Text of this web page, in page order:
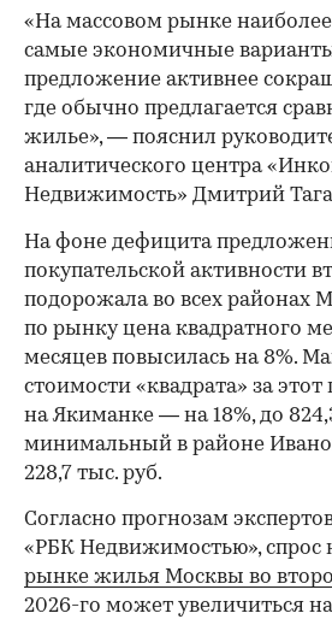
«На массовом рынке
самые экономичные
предложение активнее
где обычно предлагается
жилье», — пояснил
аналитического центра
Недвижимость» Дмитрий
00:00
На фоне дефицита
покупательской активности
подорожала во всех районах
по рынку цена квадратного
месяцев повысилась на 8%.
стоимости «квадрата» за
на Якиманке — на 18%, до
минимальный в районе
228,7 тыс. руб.
Согласно прогнозам
«РБК Недвижимостью», спрос
рынке жилья Москвы во
2026-го может увеличиться